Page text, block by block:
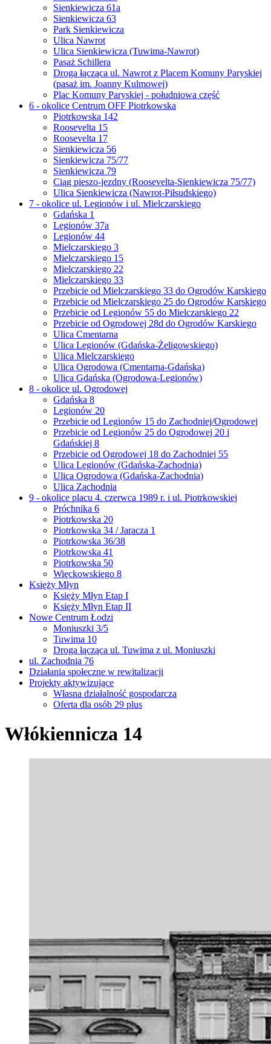
Sienkiewicza 61a
Sienkiewicza 63
Park Sienkiewicza
Ulica Nawrot
Ulica Sienkiewicza (Tuwima-Nawrot)
Pasaż Schillera
Droga łącząca ul. Nawrot z Placem Komuny Paryskiej
(pasaż im. Joanny Kulmowej)
Plac Komuny Paryskiej - południowa część
6 - okolice Centrum OFF Piotrkowska
Piotrkowska 142
Roosevelta 15
Roosevelta 17
Sienkiewicza 56
Sienkiewicza 75/77
Sienkiewicza 79
Ciąg pieszo-jezdny (Roosevelta-Sienkiewicza 75/77)
Ulica Sienkiewicza (Nawrot-Piłsudskiego)
7 - okolice ul. Legionów i ul. Mielczarskiego
Gdańska 1
Legionów 37a
Legionów 44
Mielczarskiego 3
Mielczarskiego 15
Mielczarskiego 22
Mielczarskiego 33
Przebicie od Mielczarskiego 33 do Ogrodów Karskiego
Przebicie od Mielczarskiego 25 do Ogrodów Karskiego
Przebicie od Legionów 55 do Mielczarskiego 22
Przebicie od Ogrodowej 28d do Ogrodów Karskiego
Ulica Cmentarna
Ulica Legionów (Gdańska-Żeligowskiego)
Ulica Mielczarskiego
Ulica Ogrodowa (Cmentarna-Gdańska)
Ulica Gdańska (Ogrodowa-Legionów)
8 - okolice ul. Ogrodowej
Gdańska 8
Legionów 20
Przebicie od Legionów 15 do Zachodniej/Ogrodowej
Przebicie od Legionów 25 do Ogrodowej 20 i
Gdańskiej 8
Przebicie od Ogrodowej 18 do Zachodniej 55
Ulica Legionów (Gdańska-Zachodnia)
Ulica Ogrodowa (Gdańska-Zachodnia)
Ulica Zachodnia
9 - okolice placu 4. czerwca 1989 r. i ul. Piotrkowskiej
Próchnika 6
Piotrkowska 20
Piotrkowska 34 / Jaracza 1
Piotrkowska 36/38
Piotrkowska 41
Piotrkowska 50
Więckowskiego 8
Księży Młyn
Księży Młyn Etap I
Księży Młyn Etap II
Nowe Centrum Łodzi
Moniuszki 3/5
Tuwima 10
Droga łącząca ul. Tuwima z ul. Moniuszki
ul. Zachodnia 76
Działania społeczne w rewitalizacji
Projekty aktywizujące
Własna działalność gospodarcza
Oferta dla osób 29 plus
Włókiennicza 14